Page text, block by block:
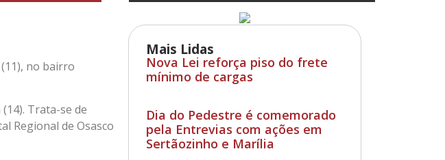
Mais Lidas
Nova Lei reforça piso do frete
mínimo de cargas
Dia do Pedestre é comemorado
pela Entrevias com ações em
Sertãozinho e Marília
no bairro
Trata-se de
Regional de Osasco